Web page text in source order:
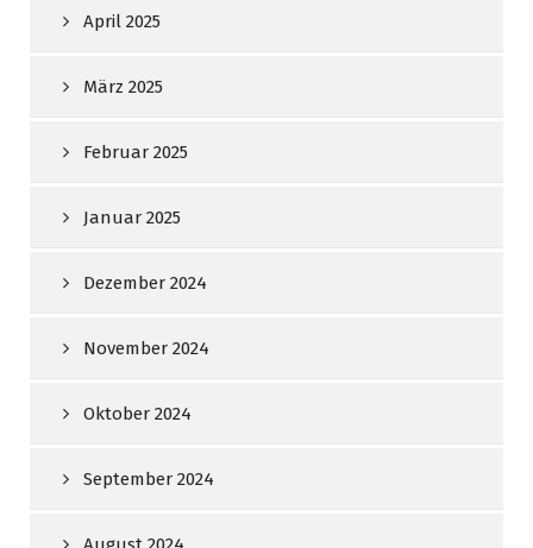
April 2025
März 2025
Februar 2025
Januar 2025
Dezember 2024
November 2024
Oktober 2024
September 2024